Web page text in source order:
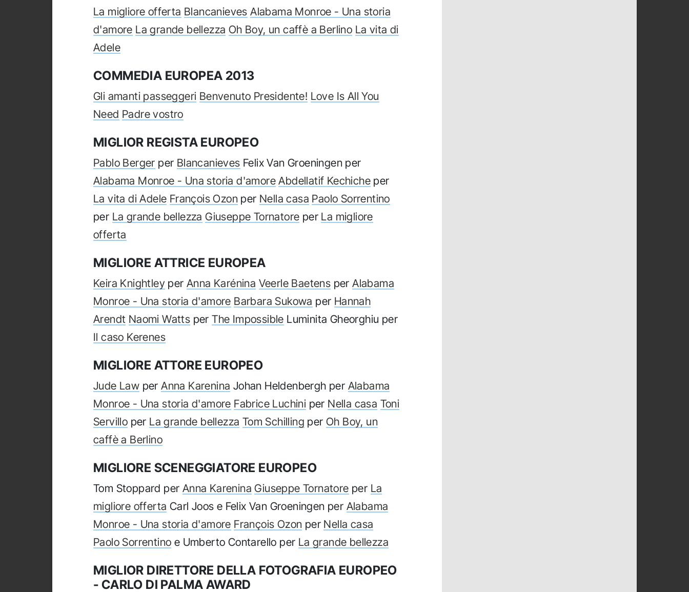
La migliore offerta Blancanieves Alabama Monroe - Una storia
d'amore La grande bellezza Oh Boy, un caffè a Berlino La vita di
Adele
COMMEDIA EUROPEA 2013
Gli amanti passeggeri Benvenuto Presidente! Love Is All You
Need Padre vostro
MIGLIOR REGISTA EUROPEO
Pablo Berger per Blancanieves Felix Van Groeningen per
Alabama Monroe - Una storia d'amore Abdellatif Kechiche per
La vita di Adele François Ozon per Nella casa Paolo Sorrentino
per La grande bellezza Giuseppe Tornatore per La migliore
offerta
MIGLIORE ATTRICE EUROPEA
Keira Knightley per Anna Karénina Veerle Baetens perAlabama
Monroe - Una storia d'amore Barbara Sukowa per Hannah
Arendt Naomi Watts perThe Impossible Luminita Gheorghiu per
Il caso Kerenes
MIGLIORE ATTORE EUROPEO
Jude Law perAnna Karenina Johan Heldenbergh per Alabama
Monroe - Una storia d'amore Fabrice Luchini per Nella casa Toni
Servillo per La grande bellezza Tom Schilling perOh Boy, un
caffè a Berlino
MIGLIORE SCENEGGIATORE EUROPEO
Tom Stoppard per Anna Karenina Giuseppe Tornatore per La
migliore offerta Carl Joos e Felix Van Groeningen per Alabama
Monroe - Una storia d'amore François Ozon per Nella casa
Paolo Sorrentino e Umberto Contarello per La grande bellezza
MIGLIOR DIRETTORE DELLA FOTOGRAFIA EUROPEO
- CARLO DI PALMA AWARD